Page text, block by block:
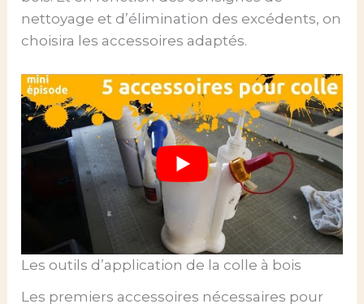
nettoyage et d’élimination des excédents, on
choisira les accessoires adaptés.
Les outils d’application de la colle à bois
Les premiers accessoires nécessaires pour